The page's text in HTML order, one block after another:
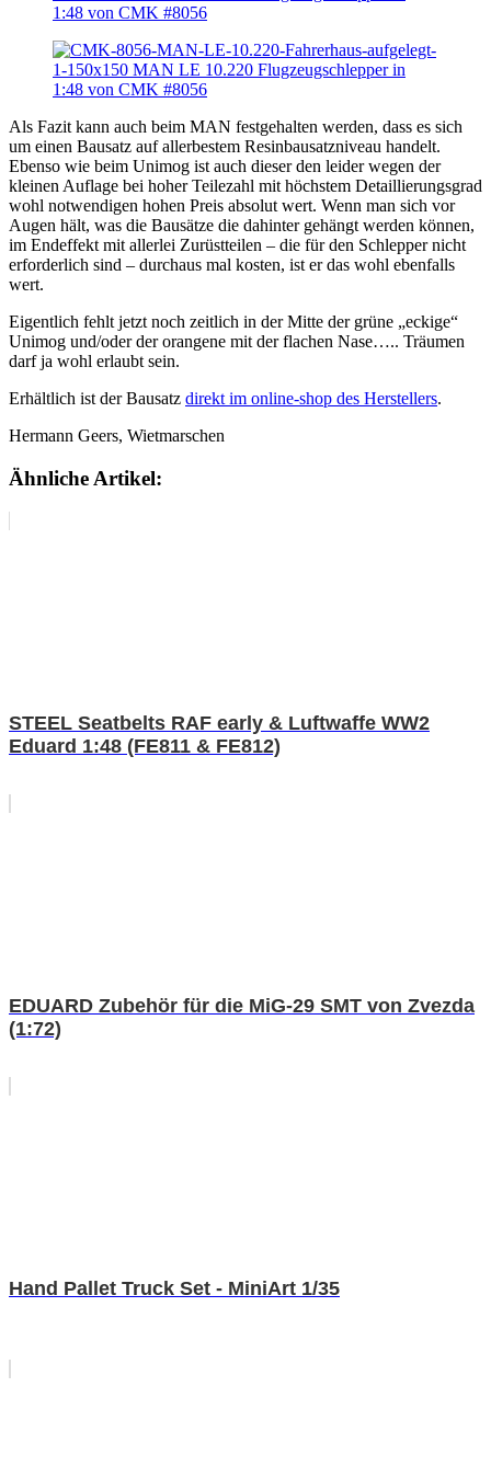
Als Fazit kann auch beim MAN festgehalten werden, dass es sich
um einen Bausatz auf allerbestem Resinbausatzniveau handelt.
Ebenso wie beim Unimog ist auch dieser den leider wegen der
kleinen Auflage bei hoher Teilezahl mit höchstem Detaillierungsgrad
wohl notwendigen hohen Preis absolut wert. Wenn man sich vor
Augen hält, was die Bausätze die dahinter gehängt werden können,
im Endeffekt mit allerlei Zurüstteilen – die für den Schlepper nicht
erforderlich sind – durchaus mal kosten, ist er das wohl ebenfalls
wert.
Eigentlich fehlt jetzt noch zeitlich in der Mitte der grüne „eckige“
Unimog und/oder der orangene mit der flachen Nase….. Träumen
darf ja wohl erlaubt sein.
Erhältlich ist der Bausatz direkt im online-shop des Herstellers.
Hermann Geers, Wietmarschen
Ähnliche Artikel:
STEEL Seatbelts RAF early & Luftwaffe WW2
Eduard 1:48 (FE811 & FE812)
EDUARD Zubehör für die MiG-29 SMT von Zvezda
(1:72)
Hand Pallet Truck Set - MiniArt 1/35